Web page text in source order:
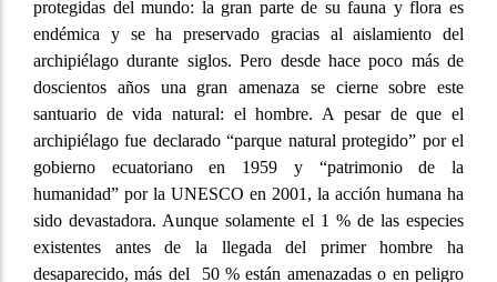
protegidas del mundo: la gran parte de su fauna y flora es
endémica y se ha preservado gracias al aislamiento del
archipiélago durante siglos. Pero desde hace poco más de
doscientos años una gran amenaza se cierne sobre este
santuario de vida natural: el hombre. A pesar de que el
archipiélago fue declarado “parque natural protegido” por el
gobierno ecuatoriano en 1959 y “patrimonio de la
humanidad” por la UNESCO en 2001, la acción humana ha
sido devastadora. Aunque solamente el 1 % de las especies
existentes antes de la llegada del primer hombre ha
desaparecido, más del 50 % están amenazadas o en peligro